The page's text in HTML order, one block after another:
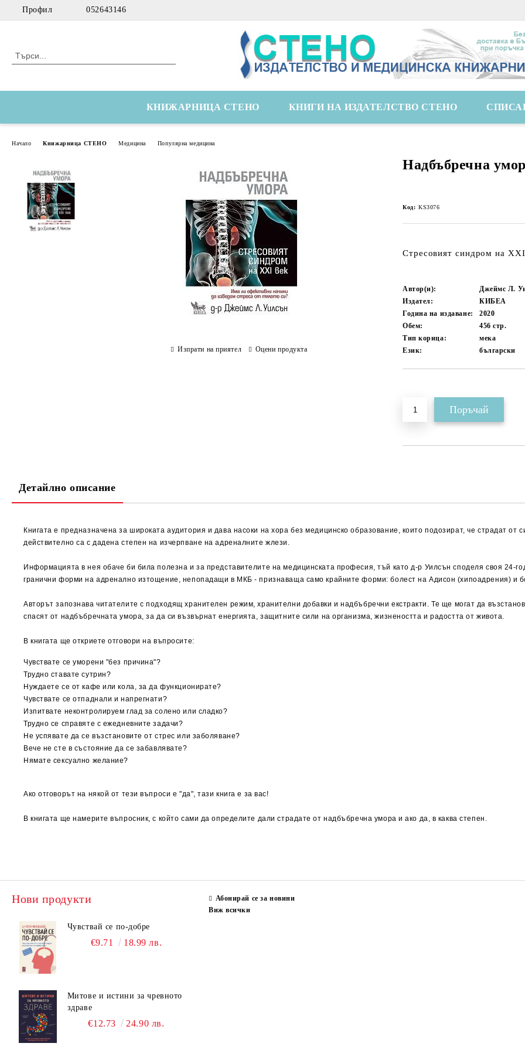
Профил 052643146
КНИЖАРНИЦА СТЕНО КНИГИ НА ИЗДАТЕЛСТВО СТЕНО
Начало Книжарница СТЕНО Медицина Популярна медицина
Надбъбречна
Код: KS3076
Стресовият синдром на ХХI
Автор(и):
Джеймс Л.
Издател:
КИБЕА
Година на издаване:
2020
Обем:
456стр.
Тип корица:
мека
Език:
български
Изпрати на приятел Оцени продукта
Детайлно описание
Книгата е предназначена за широката аудитория и дава насоки на хора без медицинско образование, които подозират, че страдат от
действително са с дадена степен на изчерпване на адреналните жлези.
Информацията в нея обаче би била полезна и за представителите на медицинската професия, тъй като д-р Уилсън споделя своя 24-
гранични форми на адренално изтощение, непопадащи в МКБ - признаваща само крайните форми: болест на Адисон (хипоадрения) и
Авторът запознава читателите с подходящ хранителен режим, хранителни добавки инадбъбречни екстракти. Те ще могат да
спасят от надбъбречната умора, за да си възвърнат енергията, защитните сили на организма, жизнеността и радостта от живота.
В книгата ще откриете отговори на въпросите:
Чувствате се уморени "без причина"?
Трудно ставате сутрин?
Нуждаете се от кафе или кола, за да функционирате?
Чувствате се отпаднали и напрегнати?
Изпитвате неконтролируем глад за солено или сладко?
Трудно се справяте с ежедневните задачи?
Не успявате да се възстановите от стрес или заболяване?
Вече не сте в състояние да се забавлявате?
Нямате сексуално желание?
Ако отговорът на някой от тези въпроси е "да", тази книга е за вас!
В книгата ще намерите въпросник, с който сами да определите дали страдате отнадбъбречна умора и ако да, в каква степен.
Нови продукти
Чувствай се по-добре
€9.71 18.99 лв.
Митове и истини за чревното
здраве
€12.73 24.90 лв.
Абонирай се за новини
Виж всички